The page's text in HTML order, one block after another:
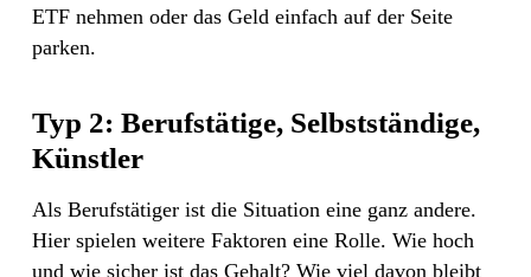
ETF nehmen oder das Geld einfach auf der Seite
parken.
Typ 2: Berufstätige, Selbstständige,
Künstler
Als Berufstätiger ist die Situation eine ganz andere.
Hier spielen weitere Faktoren eine Rolle. Wie hoch
und wie sicher ist das Gehalt? Wie viel davon bleibt